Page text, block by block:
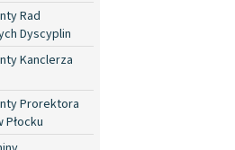
Rad
Dyscyplin
Kanclerza
Prorektora
Płocku